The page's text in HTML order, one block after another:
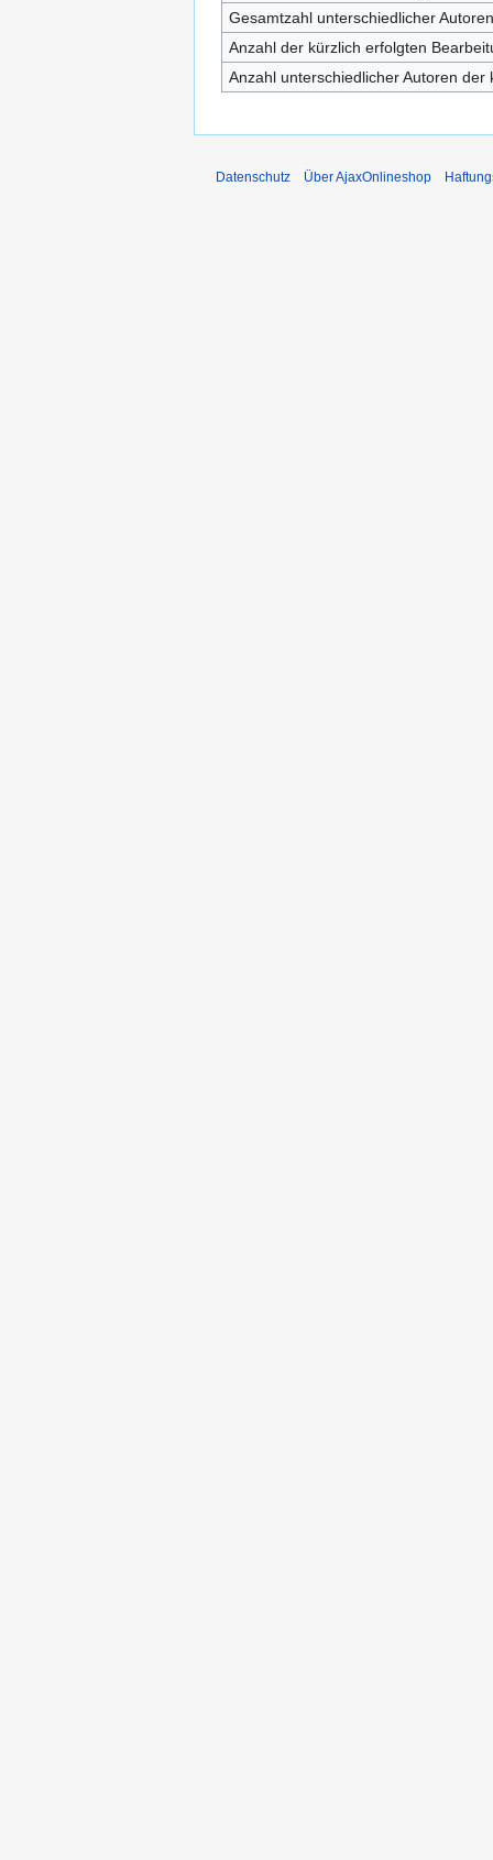
Gesamtzahl unterschiedlicher Autoren
Anzahl der kürzlich erfolgten
Anzahl unterschiedlicher Autoren
Datenschutz Über AjaxOnlineshop